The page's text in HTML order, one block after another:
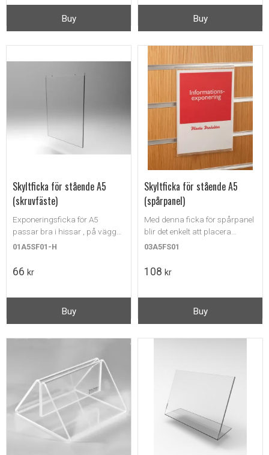
Buy Buy
Skyltficka för stående A5
(skruvfäste)
Exponeringsficka för A5
passar bra i hissar , på väggar
i entreer, hotellrum etc.
01A5SF01-H
66 kr
Buy
Skyltficka för stående A5
(spårpanel)
Med denna ficka för spårpanel
blir det enkelt att placera
information i anslutning till
03A5FS01
108 kr
Buy